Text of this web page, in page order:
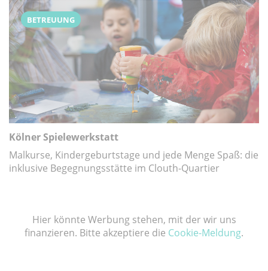
BETREUUNG
Kölner Spielewerkstatt
Malkurse, Kindergeburtstage und jede Menge Spaß: die
inklusive Begegnungsstätte im Clouth-Quartier
Hier könnte Werbung stehen, mit der wir uns
finanzieren. Bitte akzeptiere die Cookie-Meldung.